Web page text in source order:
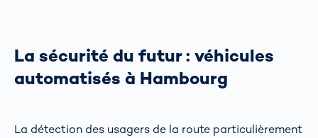
La sécurité du futur : véhicules
automatisés à Hambourg
La détection des usagers de la route particulièrement